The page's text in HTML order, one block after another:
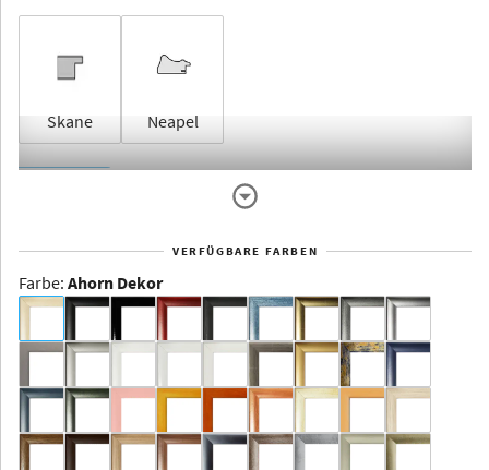
Skane Neapel
Dakota -
Rahmenloser
Aluminium
VERFÜGBARE FARBEN
Farbe: Ahorn Dekor